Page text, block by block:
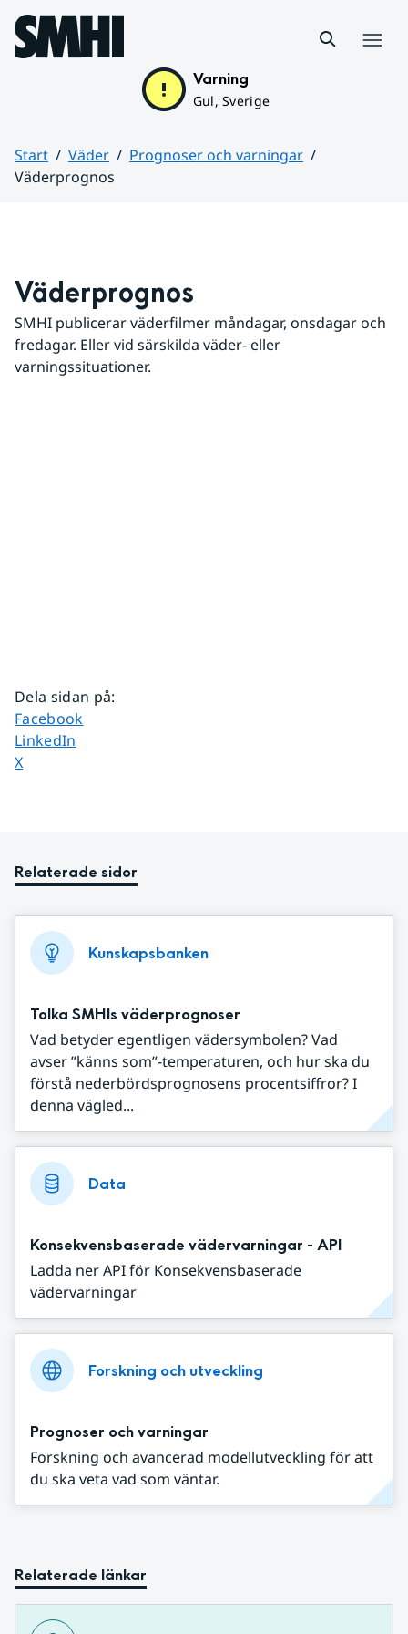
Hoppa till sidans innehåll
Varning
Gul, Sverige
Start Väder
Prognoser och varningar
Väderprognos
Väderprognos
SMHI publicerar väderfilmer måndagar, onsdagar och
fredagar. Eller vid särskilda väder- eller
varningssituationer.
Dela sidan på:
Dela sidan på
Facebook
Dela sidan på
LinkedIn
Dela sidan på
X
Relaterade sidor
Kunskapsbanken
Tolka SMHIs väderprognoser
Vad betyder egentligen vädersymbolen? Vad
avser ”känns som”-temperaturen, och hur ska du
förstå nederbördsprognosens procentsiffror? I
denna vägled...
Data
Konsekvensbaserade vädervarningar - API
Ladda ner API för Konsekvensbaserade
vädervarningar
Forskning och utveckling
Prognoser och varningar
Forskning och avancerad modellutveckling för att
du ska veta vad som väntar.
Relaterade länkar